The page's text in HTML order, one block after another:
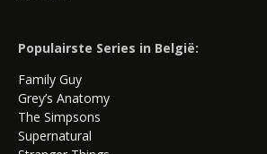
Populairste Series in België:
Family Guy
Grey’s Anatomy
The Simpsons
Supernatural